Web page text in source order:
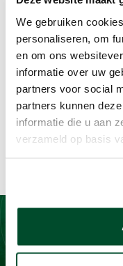
We gebruiken
personaliseren, om
en om ons
informatie over uw
partners voor social
partners kunnen
informatie die u aan
verzameld op basis
E-mailadres*